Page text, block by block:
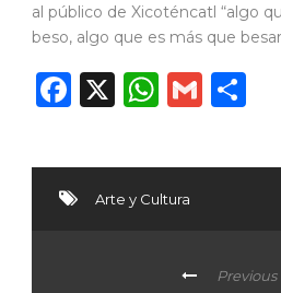
al público de Xicoténcatl “algo
beso, algo que es más que
Facebook
X
Arte y Cultura
Previous